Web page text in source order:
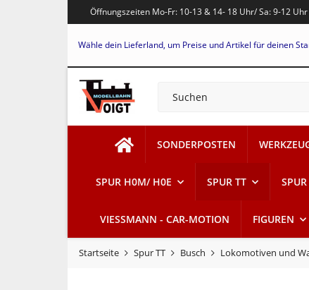
Öffnungszeiten Mo-Fr: 10-13 & 14- 18 Uhr/ Sa: 9-12
Wähle dein Lieferland, um Preise und Artikel für deinen
SONDERPOSTEN
SPUR H0M/ H0E SPUR TT SPUR
VIESSMANN - CAR-MOTION FIGUREN
Startseite Spur TT Busch Lokomotiven und